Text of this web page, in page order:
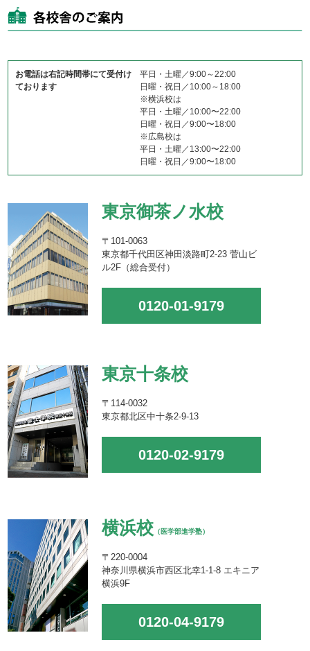
お電話は右記時間帯にて受付け
ております
平日・土曜／9:00～22:00
日曜・祝日／10:00～18:00
※横浜校は
平日・土曜／10:00〜22:00
日曜・祝日／9:00〜18:00
※広島校は
平日・土曜／13:00〜22:00
日曜・祝日／9:00〜18:00
東京御茶ノ水校
〒101-0063
東京都千代田区神田淡路町2-23 菅山ビ
ル2F（総合受付）
0120-01-9179
東京十条校
〒114-0032
東京都北区中十条2-9-13
0120-02-9179
横浜校 （医学部進学塾）
〒220-0004
神奈川県横浜市西区北幸1-1-8 エキニア
横浜9F
0120-04-9179